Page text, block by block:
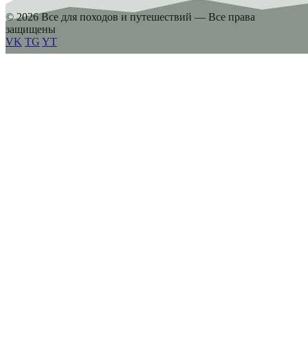
© 2026 Все для походов и путешествий — Все права
защищены
VK TG YT